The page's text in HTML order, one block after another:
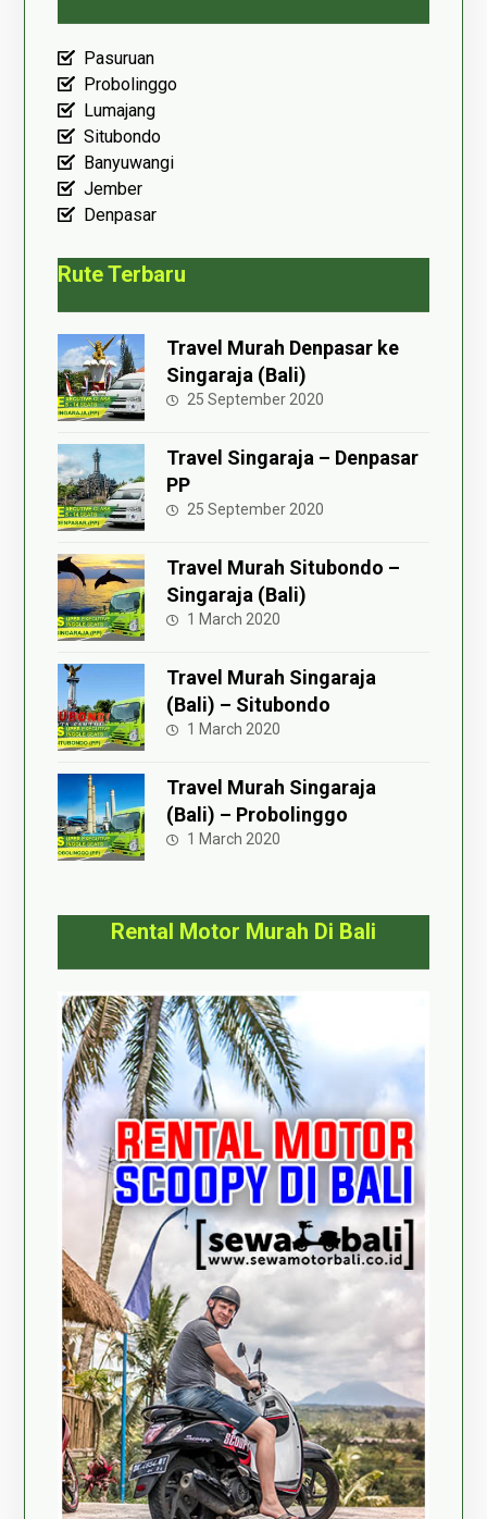
Pasuruan
Probolinggo
Lumajang
Situbondo
Banyuwangi
Jember
Denpasar
Rute Terbaru
Travel Murah Denpasar ke
Singaraja (Bali)
25 September 2020
Travel Singaraja – Denpasar
PP
25 September 2020
Travel Murah Situbondo –
Singaraja (Bali)
1 March 2020
Travel Murah Singaraja
(Bali) – Situbondo
1 March 2020
Travel Murah Singaraja
(Bali) – Probolinggo
1 March 2020
Rental Motor Murah Di Bali